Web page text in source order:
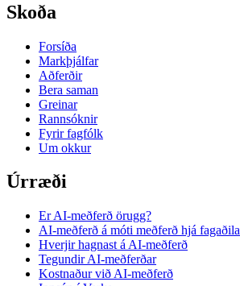
Skoða
Forsíða
Markþjálfar
Aðferðir
Bera saman
Greinar
Rannsóknir
Fyrir fagfólk
Um okkur
Úrræði
Er AI-meðferð örugg?
AI-meðferð á móti meðferð hjá fagaðila
Hverjir hagnast á AI-meðferð
Tegundir AI-meðferðar
Kostnaður við AI-meðferð